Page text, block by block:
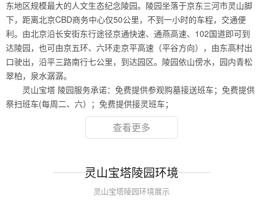
东地区规模最大的人文生态纪念陵园。陵园坐落于京东三河市灵山脚
下，距离北京CBD商务中心仅50公里，不到一小时的车程，交通便
利。由北京沿长安街东行途径京通快速、通燕高速、102国道即可到
达陵园，也可由京五环、六环走京平高速（平谷方向），由东高村出
口驶出，沿平三路南行七公里，到达园区。陵园依山傍水，园内青松
翠柏，泉水潺潺。
灵山宝塔 陵园服务承诺：免费提供参观购墓接送班车；免费提供
祭扫班车(每周二、六）；免费提供接灵班车；
查看更多
灵山宝塔陵园环境
灵山宝塔陵园环境展示